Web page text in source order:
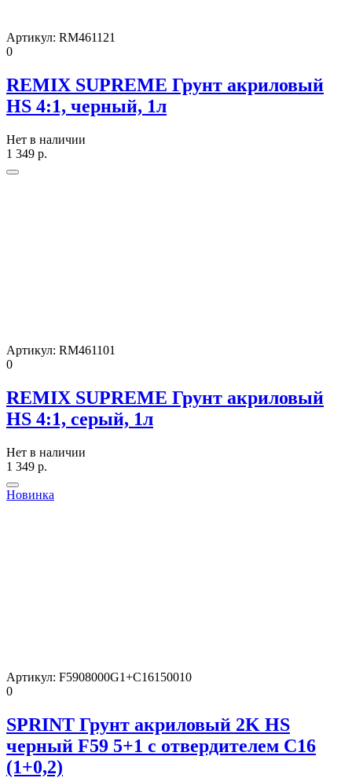
Артикул: RM461121
0
REMIX SUPREME Грунт акриловый
HS 4:1, черный, 1л
Нет в наличии
1 349 р.
Артикул: RM461101
0
REMIX SUPREME Грунт акриловый
HS 4:1, серый, 1л
Нет в наличии
1 349 р.
Новинка
Артикул: F5908000G1+C16150010
0
SPRINT Грунт акриловый 2K HS
черный F59 5+1 с отвердителем C16
(1+0,2)